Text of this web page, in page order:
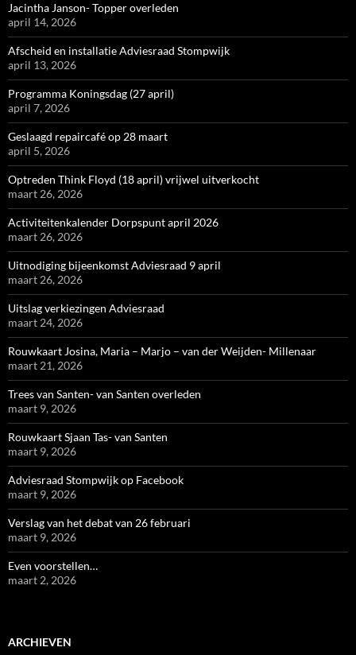
Jacintha Janson- Topper overleden
april 14, 2026
Afscheid en installatie Adviesraad Stompwijk
april 13, 2026
Programma Koningsdag (27 april)
april 7, 2026
Geslaagd repaircafé op 28 maart
april 5, 2026
Optreden Think Floyd (18 april) vrijwel uitverkocht
maart 26, 2026
Activiteitenkalender Dorpspunt april 2026
maart 26, 2026
Uitnodiging bijeenkomst Adviesraad 9 april
maart 26, 2026
Uitslag verkiezingen Adviesraad
maart 24, 2026
Rouwkaart Josina, Maria – Marjo – van der Weijden- Millenaar
maart 21, 2026
Trees van Santen- van Santen overleden
maart 9, 2026
Rouwkaart Sjaan Tas- van Santen
maart 9, 2026
Adviesraad Stompwijk op Facebook
maart 9, 2026
Verslag van het debat van 26 februari
maart 9, 2026
Even voorstellen…
maart 2, 2026
ARCHIEVEN